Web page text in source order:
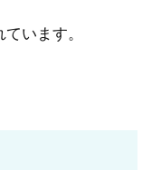
います。